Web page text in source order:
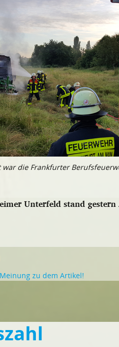
die Frankfurter
Unterfeld stand
zu dem Artikel!